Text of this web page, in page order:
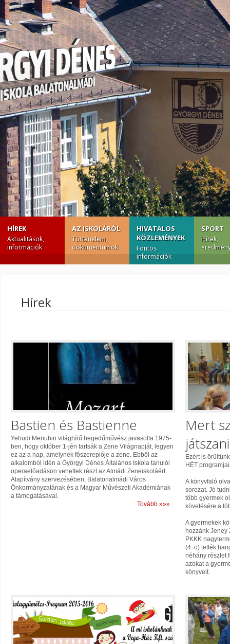
HÍREK
Aktualitások,
információk
AZ ISKOLÁRÓL
Történelem,
dokumentumok
HIVATALOS
KÖZLEMÉNYEK
Fontos
információk
SPORT
Hírek,
Hírek
Bastien és Bastienne
Yehudi Menuhin világhírű hegedűművész javasolta 1975-
ben, hogy október 1-jén tartsák a Zene Világnapját, legyen
ez az a nap, amelynek főszereplője a zene. Ebből az
alkalomból idén a Györgyi Dénes Általános Iskola tanulói
operaelőadáson vehettek részt az Almádi Zeneiskoláért
Alapítvány szervezésében, Balatonalmádi Város
Önkormányzatának és a Magyar Művészeti Akadémiának
a támogatásával.
Tovább »»»
Mert
Ezért is
HÉT
A könyvfaló
sorozat. Jó
több gyermek
követésére a
A gyermekek
hozzánk Jeney
PKKK
(4. o) tették
néhány részlet
azokat a
könyveit.